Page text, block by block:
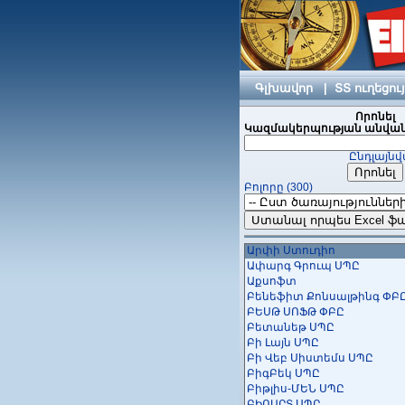
Գլխավոր |ՏՏ
Որոնել
Կազմակերպության
Բոլորը (300)
ԱյԹիԷյԷմ
ԱյՅուՆեթվորքս ՍՊԸ
ԱՅՍՈՖՏ ՍՊԸ
ԱյՓի Մարքեթինգ
Անեքս Ստեւդիա ՍՊԸ
ԱՆՆԱՆԻԿՍ ՍՊԸ
Անոդ ՍՊԸ
Ապագա Թեքնոլոջիս ՓԲԸ
Ասուպ
Աստրոմափս ՍՊԸ
Ավիաինֆոտել ՓԲԸ
ԱՐՄԱԿԱԴ ՍՊԸ
ԱրմենՏել ՓԲԸ
Արմինկո ՍՊԸ
ԱՐՏԿՈԴԻՆԳ
Արփի Ստուդիո
Ափարգ Գրուպ ՍՊԸ
Աքսոֆտ
Բենեֆիտ Քոնսալթինգ
ԲԵՍԹ ՍՈՖԹ ՓԲԸ
Բետանեթ ՍՊԸ
Բի Լայն ՍՊԸ
Բի Վեբ Սիստեմս ՍՊԸ
ԲիգԲեկ ՍՊԸ
Բիթլիս-ՄԵՆ ՍՊԸ